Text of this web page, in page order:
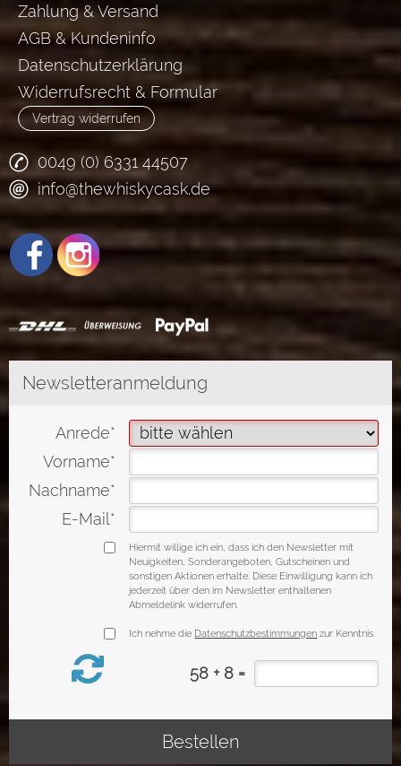
Zahlung & Versand
AGB & Kundeninfo
Datenschutzerklärung
Widerrufsrecht & Formular
Vertrag widerrufen
0049 (0) 6331 44507
info@thewhiskycask.de